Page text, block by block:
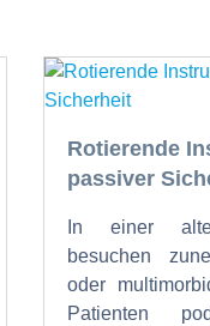
Rotierende
passiver
In einer
besuchen
oder
Patienten